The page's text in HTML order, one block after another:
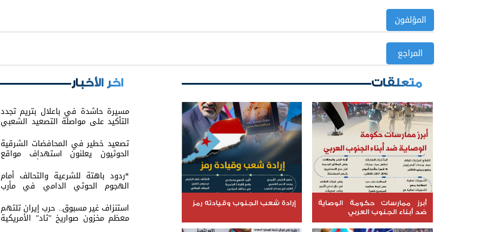
المؤلفون
المراجع
متعلقات
أبرز ممارسات حكومة الوصاية
ضد أبناء الجنوب العربي
إرادة شعب الجنوب وقيادته رمز
اخر الأخبار
مسيرة حاشدة في باعلال بتريم تجدد
التأكيد على مواصلة التصعيد الشعبي
تصعيد خطير في المحافضات الشرقية
الحوثيون يعلنون استهداف مواقع
عسكرية في حضرموت ومأرب اليمنية
بوابل من الصواريخ والطائرات المسيّرة
*ردود باهتة للشرعية والتحالف أمام
الهجوم الحوثي الدامي في مأرب
استنزاف غير مسبوق.. حرب إيران تلتهم
معظم مخزون صواريخ "ثاد" الأمريكية